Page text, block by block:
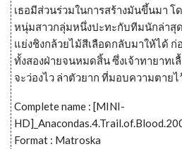
เธอมีส่วนร่วมในการสร้างมันขึ้นมา
หนุ่มสาวกลุ่มหนึ่งปะทะกับทีมนักล่าสุ
แย่งชิงกล้วยไม้สีเลือดกลับมาให้ได้ ก่
ทั้งสองฝ่ายจนหมดสิ้น ซึ่งเจ้าทายาทเ
จะว่องไว ล่าตัวยาก ที่มอบความตาย
Complete name : [MINI-
Format : Matroska